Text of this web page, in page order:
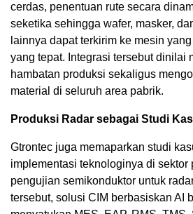
cerdas, penentuan rute secara
seketika sehingga wafer, masker,
lainnya dapat terkirim ke mesin
yang tepat. Integrasi tersebut dinilai
hambatan produksi sekaligus
material di seluruh area pabrik.
Produksi Radar sebagai Studi
Gtrontec juga memaparkan studi
implementasi teknologinya di sektor
pengujian semikonduktor untuk
tersebut, solusi CIM berbasiskan AI